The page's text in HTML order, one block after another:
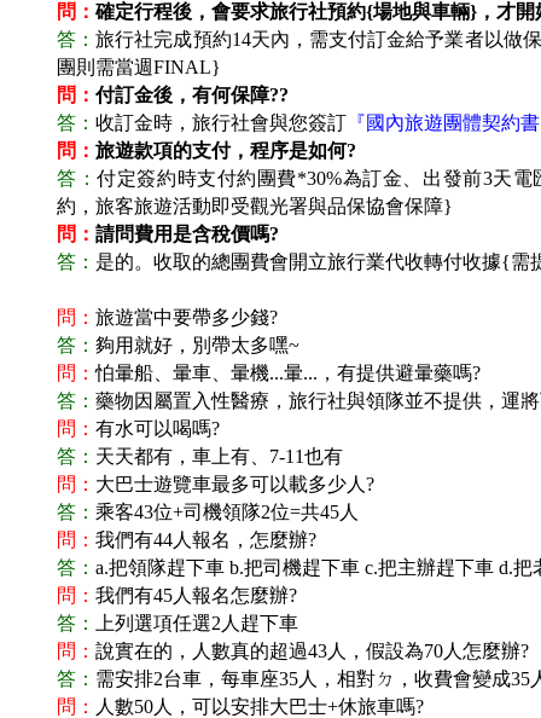
問： 確定行程後，會要求旅行社預約{場地與車輛}，才
答：旅行社完成預約14天內，需支付訂金給予業者以做
團則需當週FINAL}
問： 付訂金後，有何保障??
答： 收訂金時，旅行社會與您簽訂 『國內旅遊團體契約
問： 旅遊款項的支付，程序是如何?
答：付定簽約時支付約團費*30%為訂金、出發前3天電
約，旅客旅遊活動即受觀光署與品保協會保障}
問： 請問費用是含稅價嗎?
答： 是的。收取的總團費會開立旅行業代收轉付收據{
問： 旅遊當中要帶多少錢?
答： 夠用就好，別帶太多嘿~
問：怕暈船、暈車、暈機...暈...，有提供避暈藥嗎?
答： 藥物因屬置入性醫療，旅行社與領隊並不提供，運
問： 有水可以喝嗎?
答： 天天都有，車上有、7-11也有
問： 大巴士遊覽車最多可以載多少人?
答： 乘客43位+司機領隊2位=共45人
問： 我們有44人報名，怎麼辦?
答： a.把領隊趕下車 b.把司機趕下車 c.把主辦趕下車 d.
問： 我們有45人報名怎麼辦?
答：
上列選項任選2人趕下車
問： 說實在的，人數真的超過43人，假設為70人怎麼辦?
答： 需安排2台車，每車座35人，相對ㄉ，收費會變成
問： 人數50人，可以安排大巴士+休旅車嗎?